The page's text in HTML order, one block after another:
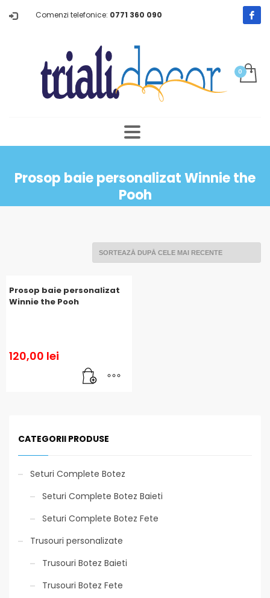
Comenzi telefonice: 0771 360 090
Prosop baie personalizat Winnie the
Pooh
Prosop baie personalizat
Winnie the Pooh
120,00 lei
CATEGORII PRODUSE
Seturi Complete Botez
Seturi Complete Botez Baieti
Seturi Complete Botez Fete
Trusouri personalizate
Trusouri Botez Baieti
Trusouri Botez Fete